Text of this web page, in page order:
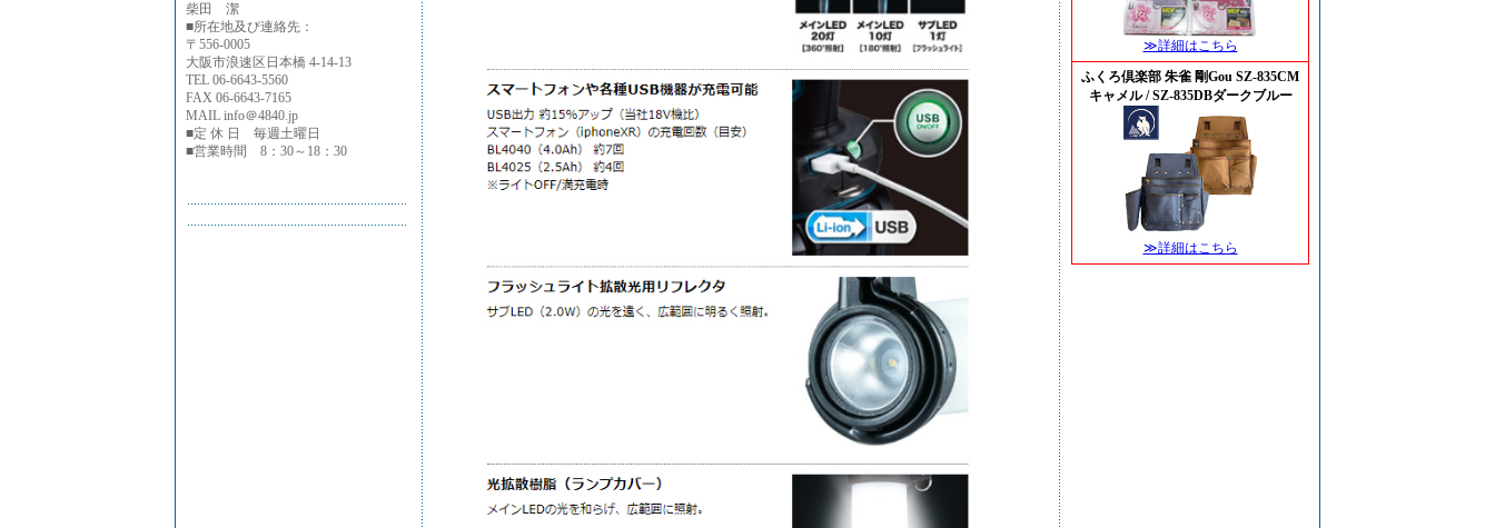
柴田 潔
■所在地及び連絡先：
〒556-0005
大阪市浪速区日本橋 4-14-13
TEL 06-6643-5560
FAX 06-6643-7165
MAIL info＠4840.jp
■定 休 日 毎週土曜日
■営業時間 8：30～18：30
≫詳細はこちら
ふくろ倶楽部 朱雀 剛Gou SZ-835CM
キャメル / SZ-835DBダークブルー
≫詳細はこちら